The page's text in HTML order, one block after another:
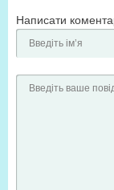
Написати